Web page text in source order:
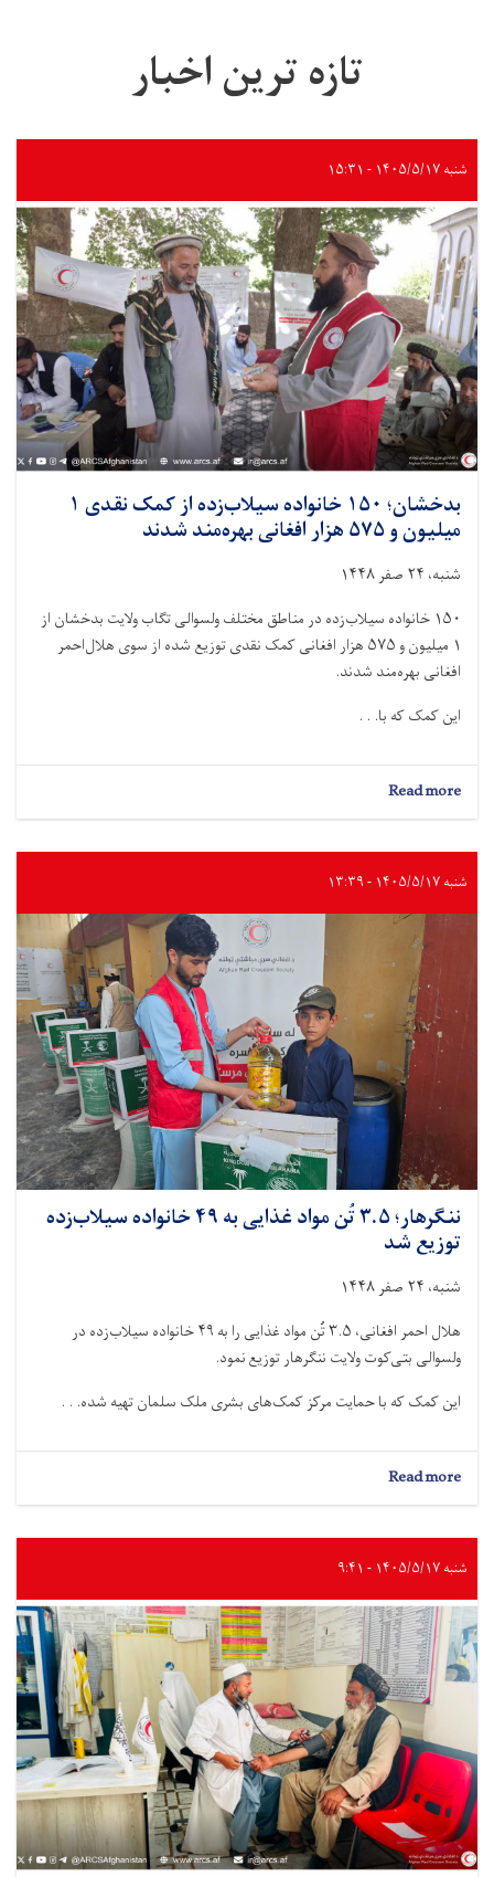
تازه ترین اخبار
شنبه ۱۴۰۵/۵/۱۷ - ۱۵:۳۱
بدخشان؛ ۱۵۰ خانواده سیلاب‌زده از کمک نقدی ۱
میلیون و ۵۷۵ هزار افغانی بهره‌مند شدند
شنبه، ۲۴ صفر ۱۴۴۸
۱۵۰ خانواده سیلاب‌زده در مناطق مختلف ولسوالی تگاب ولایت بدخشان از
۱ میلیون و ۵۷۵ هزار افغانی کمک نقدی توزيع شده از سوی هلال‌احمر
افغانی بهره‌مند شدند.
این کمک که با. . .
Read more
بدخشان؛
خانواده
سیلاب‌زده
۵۷۵
هزار
افغانی
بهره‌مند
شدند
شنبه ۱۴۰۵/۵/۱۷ - ۱۳:۳۹
ننگرهار؛ ۳.۵ تُن مواد غذایی به ۴۹ خانواده سیلاب‌زده
توزیع شد
شنبه، ۲۴ صفر ۱۴۴۸
هلال احمر افغانی، ۳.۵ تُن مواد غذایی را به ۴۹ خانواده سیلاب‌زده در
ولسوالی بتی‌کوت ولایت ننگرهار توزیع نمود.
این کمک که با حمایت مرکز کمک‌های بشرى ملک سلمان تهیه شده. . .
Read more
ننگرهار؛
تُن
مواد
به
۴۹
خانواده
سیلاب‌زده
توزیع
شد
شنبه ۱۴۰۵/۵/۱۷ - ۹:۴۱